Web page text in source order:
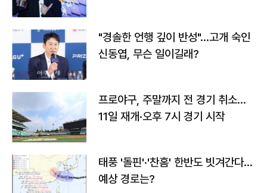
"경솔한 언행 깊이 반성"…고개 숙인
신동엽, 무슨 일이길래?
프로야구, 주말까지 전 경기 취소…
11일 재개·오후 7시 경기 시작
태풍 '돌핀'·'찬홈' 한반도 빗겨간다…
예상 경로는?